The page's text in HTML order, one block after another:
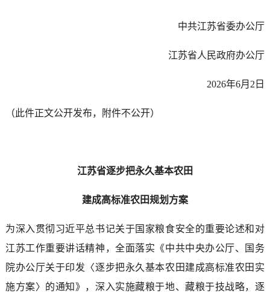
中共江苏省委办公厅
江苏省人民政府办公厅
2026年6月2日
（此件正文公开发布，附件不公开）
江苏省逐步把永久基本农田
建成高标准农田规划方案
为深入贯彻习近平总书记关于国家粮食安全的重要论述和对
江苏工作重要讲话精神，全面落实《中共中央办公厅、国务
院办公厅关于印发〈逐步把永久基本农田建成高标准农田实
施方案〉的通知》，深入实施藏粮于地、藏粮于技战略，逐